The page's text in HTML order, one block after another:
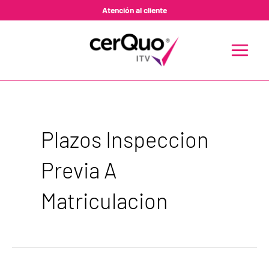
Atención al cliente
MENU
Plazos Inspeccion
Previa A
Matriculacion